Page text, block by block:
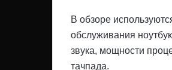
В обзоре
обслуживания
звука, мощности
тачпада.